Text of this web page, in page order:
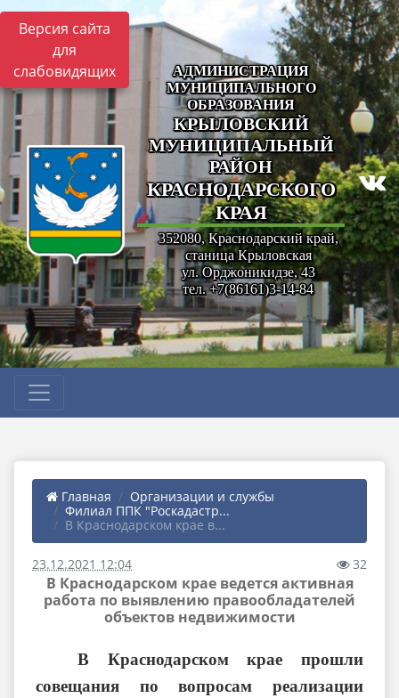
Версия сайта
для
слабовидящих
АДМИНИСТРАЦИЯ
МУНИЦИПАЛЬНОГО
ОБРАЗОВАНИЯ
КРЫЛОВСКИЙ
МУНИЦИПАЛЬНЫЙ
РАЙОН
КРАСНОДАРСКОГО
КРАЯ
352080, Краснодарский край,
станица Крыловская
ул. Орджоникидзе, 43
тел. +7(86161)3-14-84
Главная
Организации и службы
Филиал ППК "Роскадастр...
В Краснодарском крае в...
23.12.2021 12:04 32
В Краснодарском крае ведется активная
работа по выявлению правообладателей
объектов недвижимости
В Краснодарском крае прошли
совещания по вопросам реализации